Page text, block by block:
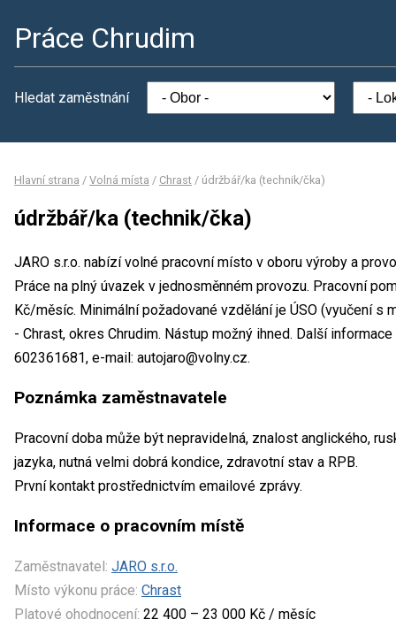
Práce Chrudim
Hledat zaměstnání
Hlavní strana / Volná místa / Chrast / údržbář/ka (technik/čka)
údržbář/ka (technik/čka)
JARO s.r.o. nabízí volné pracovní místo v oboru výroby a
Práce na plný úvazek v jednosměnném provozu. Pracovní
Kč/měsíc. Minimální požadované vzdělání je ÚSO (vyučení s
- Chrast, okres Chrudim. Nástup možný ihned. Další
602361681, e-mail: autojaro@volny.cz.
Poznámka zaměstnavatele
Pracovní doba může být nepravidelná, znalost anglického,
jazyka, nutná velmi dobrá kondice, zdravotní stav a RPB.
První kontakt prostřednictvím emailové zprávy.
Informace o pracovním místě
Zaměstnavatel: JARO s.r.o.
Místo výkonu práce: Chrast
Platové ohodnocení: 22 400 – 23 000 Kč / měsíc